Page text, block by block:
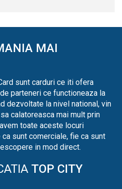
MAI
sunt carduri ce iti ofera
parteneri ce functioneaza la
dezvoltate la nivel national, vin
calatoreasca mai mult prin
toate aceste locuri
sunt comerciale, fie ca sunt
in mod direct.
TOP CITY